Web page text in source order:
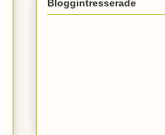
Bloggintresserade